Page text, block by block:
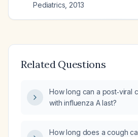
Pediatrics 2013
Related Questions
How long can a post‑viral
with influenza A last?
How long does a cough